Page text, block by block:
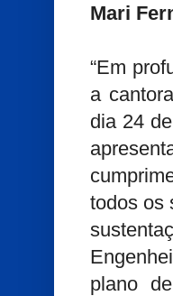
Mari
“Em
a
dia 24
todos os
plano